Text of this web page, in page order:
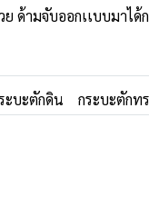
ย ด้ามจับออกเเบบมาได้
ะบะตักดิน กระบะตักท